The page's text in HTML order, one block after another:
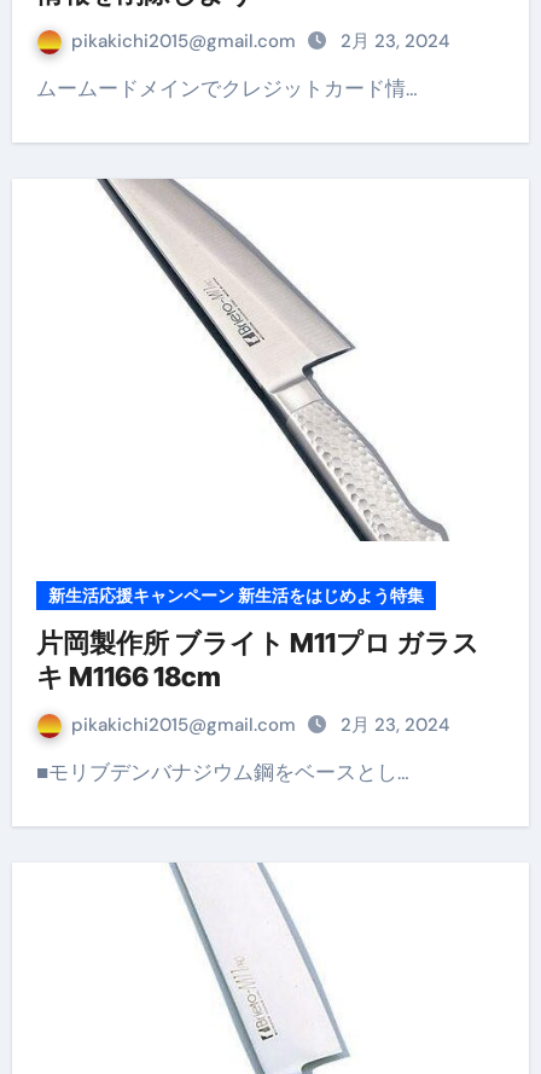
pikakichi2015@gmail.com 2月 23, 2024
ムームードメインでクレジットカード情…
新生活応援キャンペーン 新生活をはじめよう特集
片岡製作所 ブライト M11プロ ガラス
キ M1166 18cm
pikakichi2015@gmail.com 2月 23, 2024
■モリブデンバナジウム鋼をベースとし…